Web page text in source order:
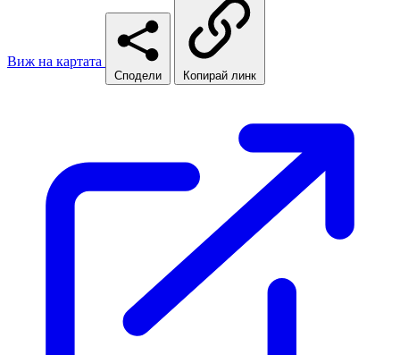
Виж на картата
Сподели Копирай линк